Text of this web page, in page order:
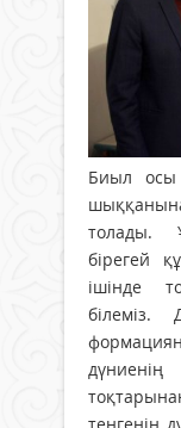
Биыл осы
толады.
бірегей
ішінде
білеміз.